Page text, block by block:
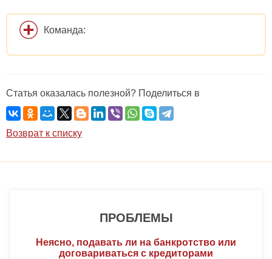
Команда:
Статья оказалась полезной? Поделиться в
Возврат к списку
ПРОБЛЕМЫ
Неясно, подавать ли на банкротство или
договариваться с кредиторами